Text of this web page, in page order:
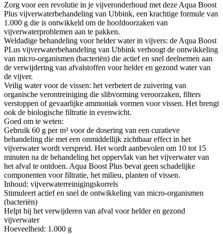
Zorg voor een revolutie in je vijveronderhoud met deze Aqua Boost
Plus vijverwaterbehandeling van Ubbink, een krachtige formule van
1.000 g die is ontwikkeld om de hoofdoorzaken van
vijverwaterproblemen aan te pakken.
Weldadige behandeling voor helder water in vijvers: de Aqua Boost
PLus vijverwaterbehandeling van Ubbink verhoogt de ontwikkeling
van micro-organismen (bacteriën) die actief en snel deelnemen aan
de verwijdering van afvalstoffen voor helder en gezond water van
de vijver.
Veilig water voor de vissen: het verbetert de zuivering van
organische verontreiniging die slibvorming veroorzaken, filters
verstoppen of gevaarlijke ammoniak vormen voor vissen. Het brengt
ook de biologische filtratie in evenwicht.
Goed om te weten:
Gebruik 60 g per m³ voor de dosering van een curatieve
behandeling die met een onmiddellijk zichtbaar effect in het
vijverwater wordt verspreid. Het wordt aanbevolen om 10 tot 15
minuten na de behandeling het oppervlak van het vijverwater van
het afval te ontdoen. Aqua Boost Plus bevat geen schadelijke
componenten voor filtratie, het milieu, planten of vissen.
Inhoud: vijverwaterreinigingskorrels
Stimuleert actief en snel de ontwikkeling van micro-organismen
(bacteriën)
Helpt bij het verwijderen van afval voor helder en gezond
vijverwater
Hoeveelheid: 1.000 g